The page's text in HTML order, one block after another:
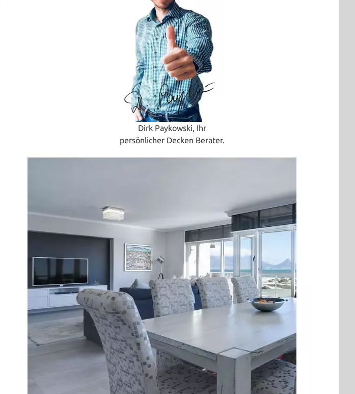
Dirk Paykowski, Ihr
persönlicher Decken Berater.